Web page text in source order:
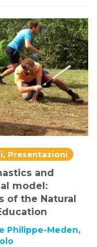
Presentazioni
and
model:
of the Natural
Philippe-Meden,